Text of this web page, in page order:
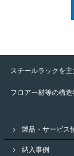
スチールラックを
フロアー材等の構
製品・サービス
納入事例